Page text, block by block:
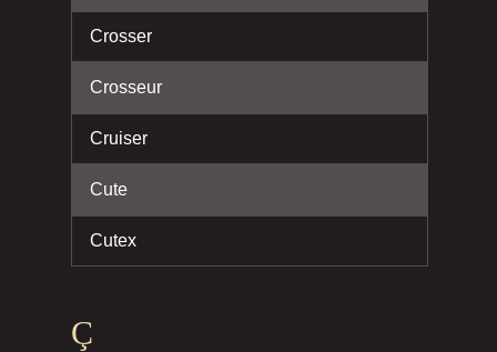
Crosser
Crosseur
Cruiser
Cute
Cutex
Ç